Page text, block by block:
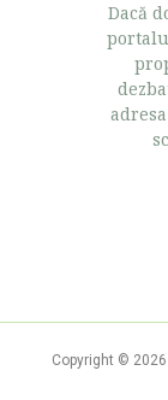
Dacă
Copyright © 2026